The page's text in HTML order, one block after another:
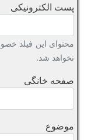
پست الکترونیکی
محتوای این فیلد
نخواهد شد.
صفحه خانگی
موضوع